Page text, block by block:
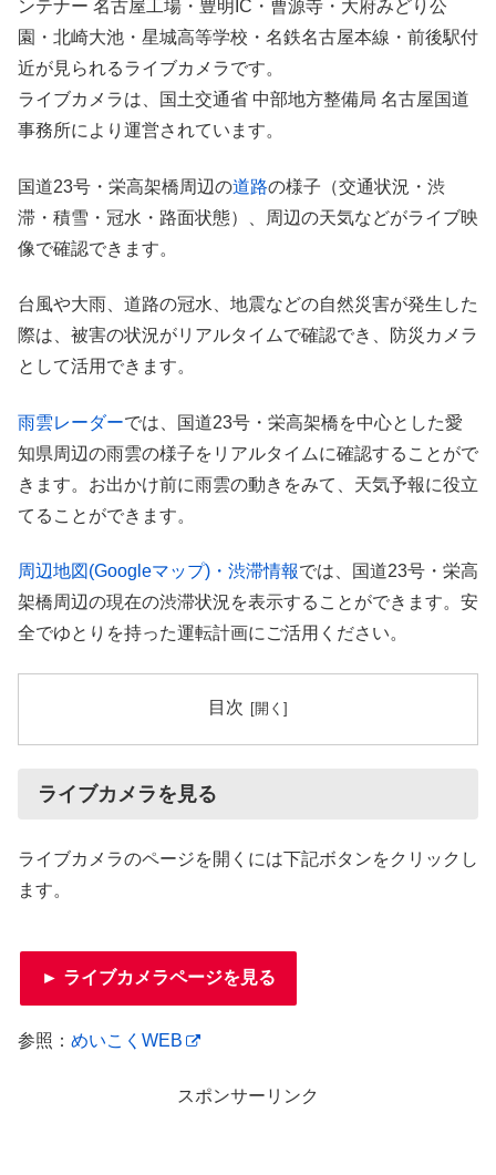
ンテナー 名古屋工場・豊明IC・曹源寺・大府みどり公
園・北崎大池・星城高等学校・名鉄名古屋本線・前後駅付
近が見られるライブカメラです。
ライブカメラは、国土交通省 中部地方整備局 名古屋国道
事務所により運営されています。
国道23号・栄高架橋周辺の道路の様子（交通状況・渋
滞・積雪・冠水・路面状態）、周辺の天気などがライブ映
像で確認できます。
台風や大雨、道路の冠水、地震などの自然災害が発生した
際は、被害の状況がリアルタイムで確認でき、防災カメラ
として活用できます。
雨雲レーダーでは、国道23号・栄高架橋を中心とした愛
知県周辺の雨雲の様子をリアルタイムに確認することがで
きます。お出かけ前に雨雲の動きをみて、天気予報に役立
てることができます。
周辺地図(Googleマップ)・渋滞情報では、国道23号・栄高
架橋周辺の現在の渋滞状況を表示することができます。安
全でゆとりを持った運転計画にご活用ください。
目次
ライブカメラを見る
ライブカメラのページを開くには下記ボタンをクリックし
ます。
► ライブカメラページを見る
参照： めいこくWEB
スポンサーリンク